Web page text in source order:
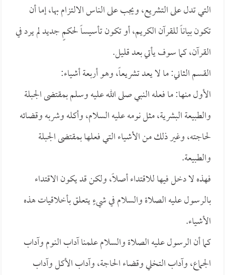
التي تدل على التشريع، ويجب على الناس الالتزام بها، إما أن
تكون بياناً للقرآن الكريم، أو تكون تأسيساً لحكمٍ جديد لم يرد في
القرآن، كما سوف يأتي بعد قليل.
القسم الثاني: ما لا يعد تشريعاً، وهو أربعة أشياء:
الأول منها: ما فعله النبي صلى الله عليه وسلم بمقتضى الجبلة
والطبيعة البشرية، مثل نومه عليه السلام، وأكله وشربه وقضائه
لحاجته، وغير ذلك من الأشياء التي فعلها بمقتضى الجبلة
والطبيعة.
فهذه لا دخل فيها للاقتداء أصلاً، ولكن قد يكون الاقتداء
بالرسول عليه الصلاة والسلام في شيءٍ يتعلق بأخلاقيات هذه
الأشياء.
كما أن الرسول عليه الصلاة والسلام علمنا آداب النوم وآداب
الجماع، وآداب التخلي وقضاء الحاجة، وآداب الأكل وآداب